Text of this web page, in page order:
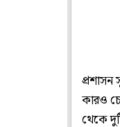
প্রশাসন
কারও
থেকে